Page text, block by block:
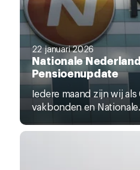
22 januari 2026
Nationale
Pensioenupdate
Iedere maand zijn wij als
vakbonden en